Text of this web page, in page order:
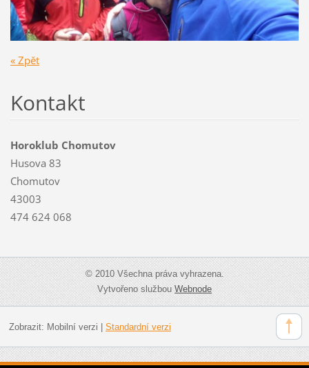
« Zpět
Kontakt
Horoklub Chomutov
Husova 83
Chomutov
43003
474 624 068
© 2010 Všechna práva vyhrazena.
Vytvořeno službouWebnode
Zobrazit: Mobilní verzi Standardní verzi